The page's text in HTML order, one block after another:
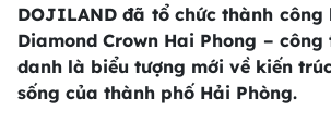
DOJILAND đã tổ chức thành công
Diamond Crown Hai Phong –
danh là biểu tượng mới về kiến
sống của thành phố Hải Phòng.